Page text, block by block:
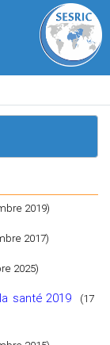
2019)
2017)
2025)
santé 2019
(17